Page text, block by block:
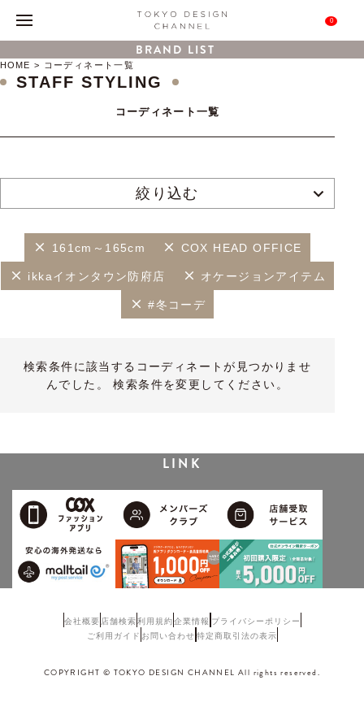
0
BRAND LIST
HOME コーディネート一覧
STAFF STYLING
コーディネート一覧
絞り込む
161cm～165cm COX HEAD OFFICE
ikkaイオンタウン防府店 オケージョンアイテム
#冬コーデ
検索条件に該当するコーディネートが見つかりませ
んでした。 検索条件を変更してください。
LINK
会社概要 店舗検索利用規約企業情報 プライバシーポリシー
ご利用ガイド お問い合わせ 特定商取引法の表示
COPYRIGHT © TOKYO DESIGN CHANNEL All rights reserved.